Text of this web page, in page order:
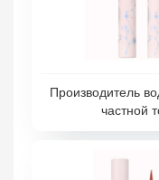
Производитель
частной